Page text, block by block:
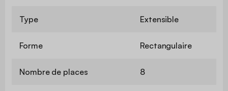
Type Extensible
Forme Rectangulaire
Nombre de places 8